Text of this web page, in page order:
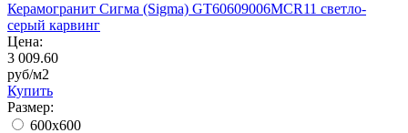
Керамогранит Сигма (Sigma) GT60609006MCR11 светло-
серый карвинг
Цена:
3 009.60
руб/м2
Купить
Размер:
600x600